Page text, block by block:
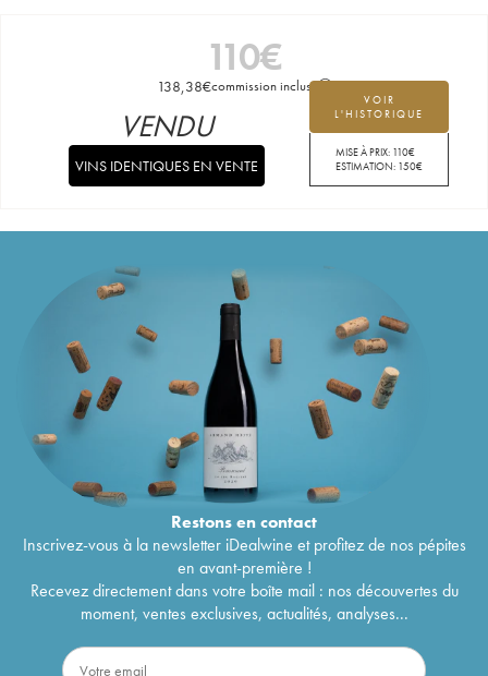
110€
138,38€commission incluse
VOIR
L'HISTORIQUE
MISE À PRIX: 110€
ESTIMATION: 150€
VENDU
VINS IDENTIQUES EN VENTE
Restons encontact
Inscrivez-vous à la newsletter iDealwine et profitez de nos pépites
en avant-première !
Recevez directement dans votre boîte mail : nos découvertes du
moment, ventes exclusives, actualités, analyses...